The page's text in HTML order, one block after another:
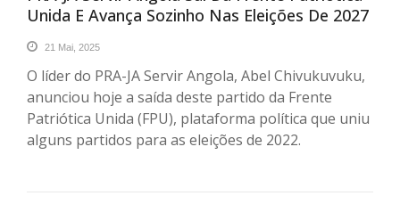
Unida E Avança Sozinho Nas Eleições De 2027
21 Mai, 2025
O líder do PRA-JA Servir Angola, Abel Chivukuvuku,
anunciou hoje a saída deste partido da Frente
Patriótica Unida (FPU), plataforma política que uniu
alguns partidos para as eleições de 2022.